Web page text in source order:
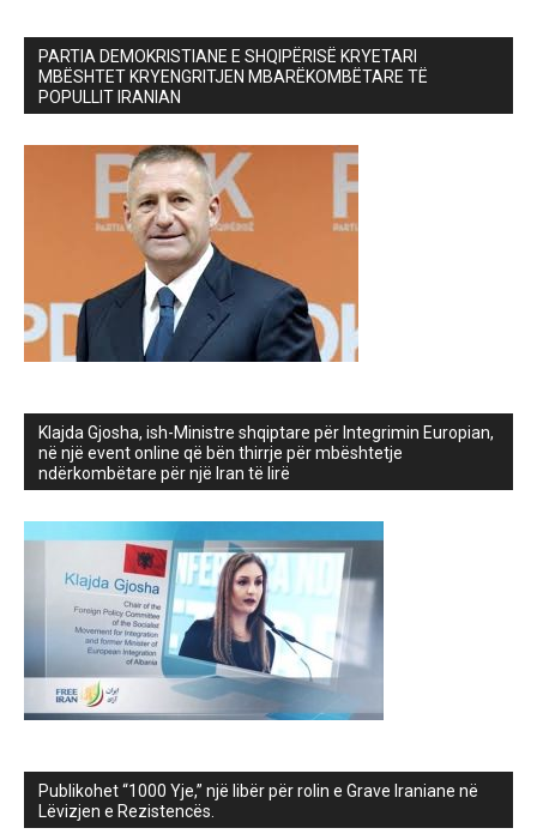
PARTIA DEMOKRISTIANE E SHQIPËRISË KRYETARI
MBËSHTET KRYENGRITJEN MBARËKOMBËTARE TË
POPULLIT IRANIAN
Klajda Gjosha, ish-Ministre shqiptare për Integrimin Europian,
në një event online që bën thirrje për mbështetje
ndërkombëtare për një Iran të lirë
Publikohet “1000 Yje,” një libër për rolin e Grave Iraniane në
Lëvizjen e Rezistencës.